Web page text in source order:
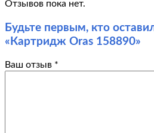
Отзывов пока нет.
Будьте первым, кто
«Картридж Oras 158890»
Ваш отзыв *